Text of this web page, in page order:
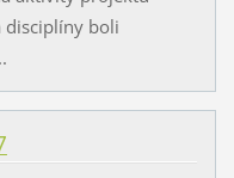
disciplíny boli